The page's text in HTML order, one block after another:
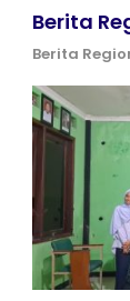
Berita
Berita